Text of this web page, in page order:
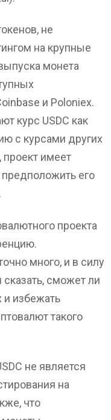
не
на крупные
монета
и Poloniex.
курс USDC как
с курсами других
проект имеет
его
проекта
много, и в силу
сказать, сможет ли
и избежать
такого
не является
на
что